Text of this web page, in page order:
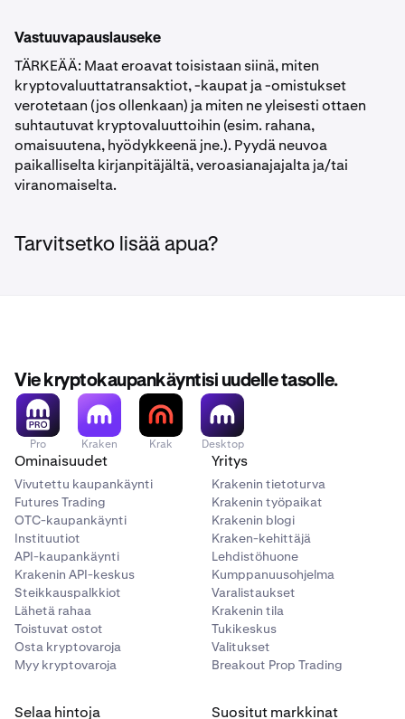
Vastuuvapauslauseke
TÄRKEÄÄ: Maat eroavat toisistaan siinä, miten
kryptovaluuttatransaktiot, -kaupat ja -omistukset
verotetaan (jos ollenkaan) ja miten ne yleisesti ottaen
suhtautuvat kryptovaluuttoihin (esim. rahana,
omaisuutena, hyödykkeenä jne.). Pyydä neuvoa
paikalliselta kirjanpitäjältä, veroasianajajalta ja/tai
viranomaiselta.
Tarvitsetko lisää apua?
Vie kryptokaupankäyntisi uudelle tasolle.
Pro Kraken Krak Desktop
Ominaisuudet
Vivutettu kaupankäynti
Futures Trading
OTC-kaupankäynti
Instituutiot
API-kaupankäynti
Krakenin API-keskus
Steikkauspalkkiot
Lähetä rahaa
Toistuvat ostot
Osta kryptovaroja
Myy kryptovaroja
Yritys
Krakenin tietoturva
Krakenin työpaikat
Krakenin blogi
Kraken-kehittäjä
Lehdistöhuone
Kumppanuusohjelma
Varalistaukset
Krakenin tila
Tukikeskus
Valitukset
Breakout Prop Trading
Selaa hintoja Suositut markkinat